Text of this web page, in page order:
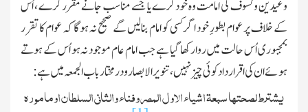
وعیدین وکسوف کی امامت وہ خود کرے یا جسے مناسب جانے مقرر کرے ، اُس
کے خلاف پر عوام بطورِ خود اگر کسی کو امام بنالیں گے صحیح نہ ہوگا کہ عوام کا تقرر
بمجبوری اُس حالت میں روارکھا گیا ہے جب امام عام موجود نہ ہو اُس کے ہوتے
ہوئے ان کی اقرار داد کوئی چیز نہیں ، تنویر الابصار و درمختار باب الجمعہ میں ہے :
یشترط لصحتھا سبعۃ اشیاء الاول المصر وفناء والثانی السلطان اومامورہ